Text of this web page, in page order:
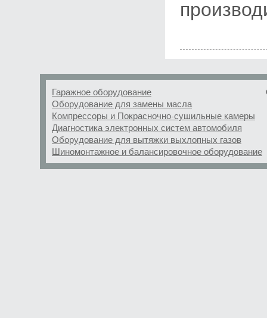
Гаражное оборудование
Оборудование для замены масла
Компрессоры и Покрасночно-сушильные камеры
Диагностика электронных систем автомобиля
Оборудование для вытяжки выхлопных газов
Шиномонтажное и балансировочное оборудование